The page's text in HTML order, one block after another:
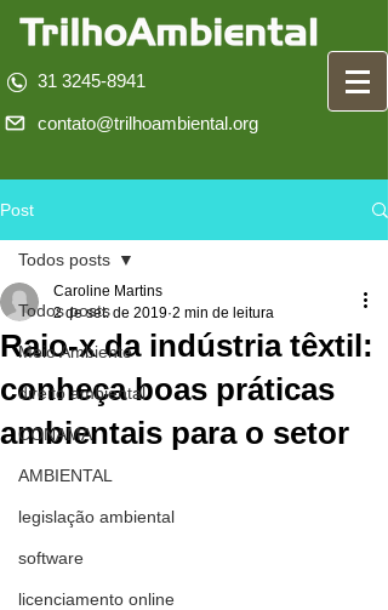
31 3245-8941
contato@trilhoambiental.org
Post
Todos posts
Meio Ambiente
direito ambiental
CONAMA
AMBIENTAL
legislação ambiental
software
licenciamento online
Todos posts
Raio-x da indústria têxtil:
conheça boas práticas
ambientais para o setor
Caroline Martins
2 de set. de 2019 2 min de leitura